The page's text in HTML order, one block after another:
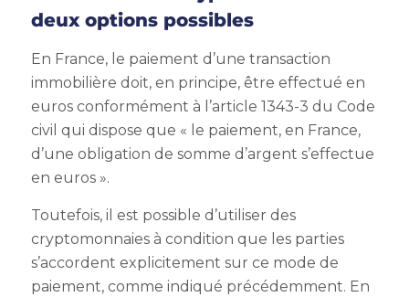
deux options possibles
En France, le paiement d’une transaction
immobilière doit, en principe, être effectué en
euros conformément à l’article 1343-3 du Code
civil qui dispose que « le paiement, en France,
d’une obligation de somme d’argent s’effectue
en euros ».
Toutefois, il est possible d’utiliser des
cryptomonnaies à condition que les parties
s’accordent explicitement sur ce mode de
paiement, comme indiqué précédemment. En